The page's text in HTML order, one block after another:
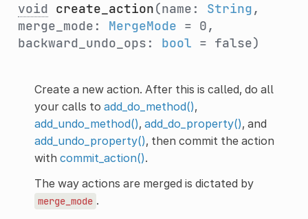
void create_action(name: String,
merge_mode: MergeMode = 0,
backward_undo_ops: bool = false)
Create a new action. After this is called, do all
your calls to add_do_method(),
add_undo_method(), add_do_property(), and
add_undo_property(), then commit the action
with commit_action().
The way actions are merged is dictated by
merge_mode .